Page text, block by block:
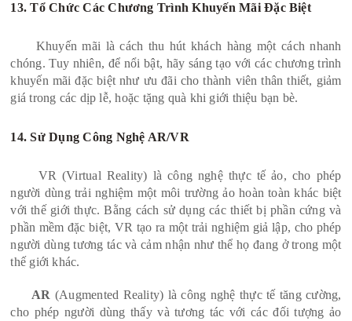
13. Tổ Chức Các Chương Trình Khuyến Mãi Đặc Biệt
Khuyến mãi là cách thu hút khách hàng một cách nhanh
chóng. Tuy nhiên, để nổi bật, hãy sáng tạo với các chương trình
khuyến mãi đặc biệt như ưu đãi cho thành viên thân thiết, giảm
giá trong các dịp lễ, hoặc tặng quà khi giới thiệu bạn bè.
14. Sử Dụng Công Nghệ AR/VR
VR (Virtual Reality) là công nghệ thực tế ảo, cho phép
người dùng trải nghiệm một môi trường ảo hoàn toàn khác biệt
với thế giới thực. Bằng cách sử dụng các thiết bị phần cứng và
phần mềm đặc biệt, VR tạo ra một trải nghiệm giả lập, cho phép
người dùng tương tác và cảm nhận như thể họ đang ở trong một
thế giới khác.
AR (Augmented Reality) là công nghệ thực tế tăng cường,
cho phép người dùng thấy và tương tác với các đối tượng ảo